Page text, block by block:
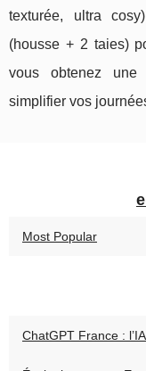
texturée, ultra
(housse + 2 taies)
vous obtenez une
simplifier vos
Most Popular
ChatGPT France :